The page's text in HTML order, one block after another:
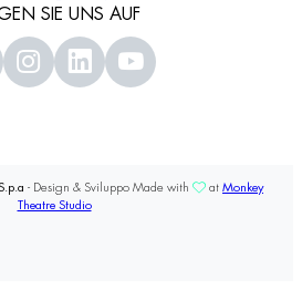
SIE UNS AUF
- Design & Sviluppo Made with at Monkey
Theatre Studio